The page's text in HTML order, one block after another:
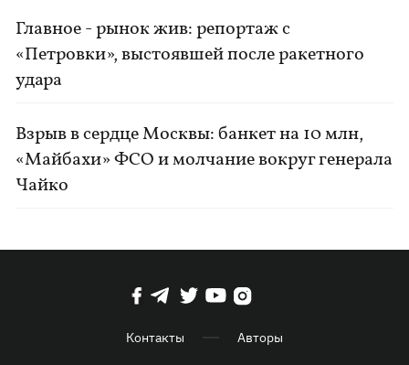
Главное - рынок жив: репортаж с
«Петровки», выстоявшей после ракетного
удара
Взрыв в сердце Москвы: банкет на 10 млн,
«Майбахи» ФСО и молчание вокруг генерала
Чайко
Контакты Авторы